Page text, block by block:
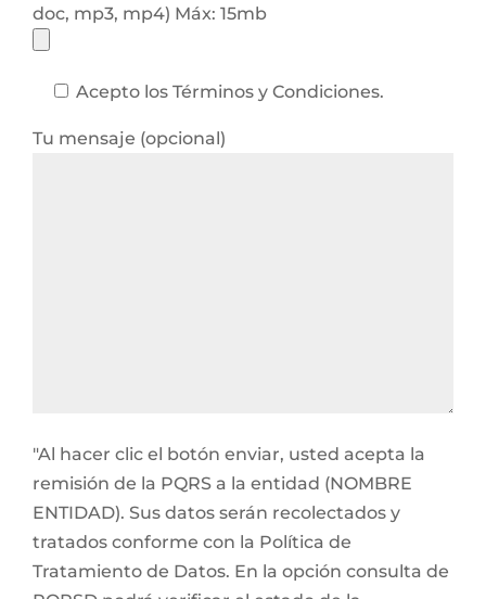
doc, mp3, mp4) Máx: 15mb
Acepto los Términos y Condiciones.
Tu mensaje (opcional)
"Al hacer clic el botón enviar, usted acepta la
remisión de la PQRS a la entidad (NOMBRE
ENTIDAD). Sus datos serán recolectados y
tratados conforme con la Política de
Tratamiento de Datos. En la opción consulta de